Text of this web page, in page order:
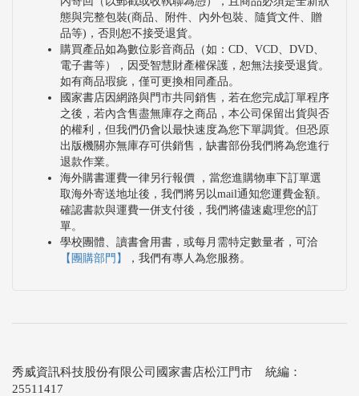
態與完整包裝(商品、附件、內外包裝、隨貨文件、贈
品等)，否則恕不接受退貨。
購買產品如為數位影音商品（如：CD、VCD、DVD、
電子書等），因受智慧財產權保護，恕無法接受退貨。
如有商品瑕疵，僅可更換相同產品。
國家書店因網路與門市共同銷售，若在您完成訂單程序
之後，若內含售盡無庫存之商品，本公司保留出貨與否
的權利，但我們仍會以最快速度為您下單調貨。但恐原
出版機關亦無庫存可供銷售，缺書部份我們將為您進行
退款作業。
海外購書運費一律另行報價 ，當您進購物車下訂單選
取海外寄送地址後，我們將另以mail通知您運費金額。
確認書款與運費一併支付後，我們將儘速處理您的訂
單。
學校團體、讀書會用書，或每月需特定數量者，可洽
【團購部門】
，我們有專人為您服務。
秀威資訊科技股份有限公司國家書店松江門市 統編：
25511417